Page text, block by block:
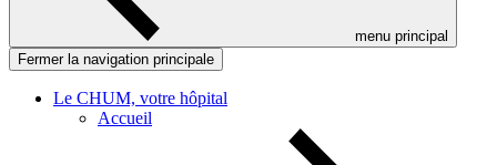
menu principal
Fermer la navigation principale
Le CHUM, votre hôpital
Accueil